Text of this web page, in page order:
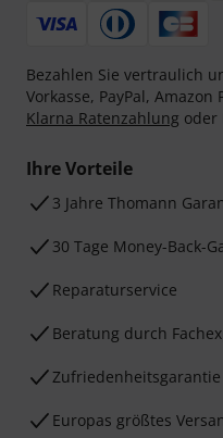
Bezahlen Sie vertraulich
Vorkasse, PayPal, Amazon
Klarna Ratenzahlung oder
Ihre Vorteile
3 Jahre Thomann
30 Tage Money-Back-
Reparaturservice
Beratung durch
Zufriedenheitsgarantie
Europas größtes